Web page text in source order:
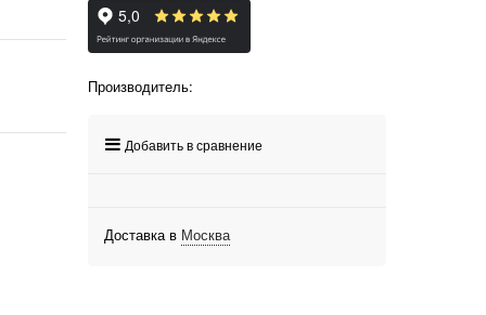
Производитель:
Добавить в сравнение
Доставка в Москва